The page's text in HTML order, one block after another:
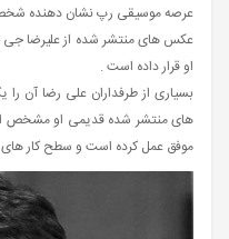
عرصه موسیقی رپ نشان دهنده
عکس های منتشر شده از علیرضا جی
او قرار داده است .
بسیاری از طرفداران علی رضا آن
های منتشر شده قدیمی او مشخص
موفق عمل کرده است و سطح کار های